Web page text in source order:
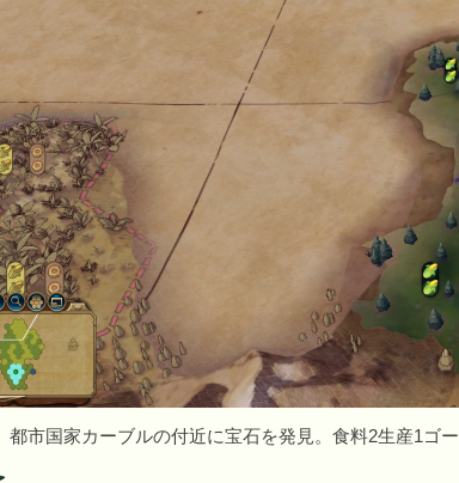
都市国家カーブルの付近に宝石を発見。食料2生産1ゴー